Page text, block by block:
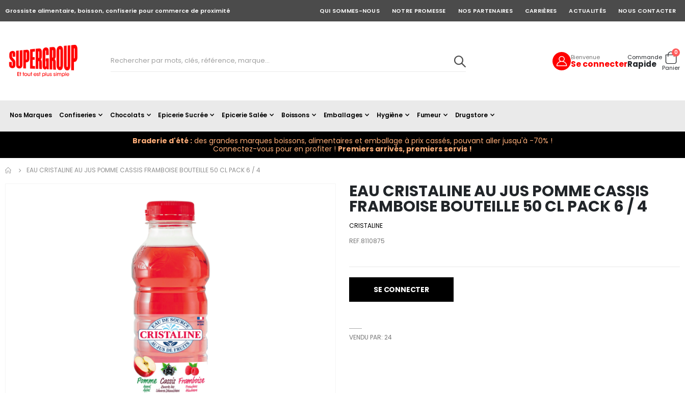
Grossiste alimentaire, boisson, confiserie pour commerce de proximité QUI SOMMES-NOUS NOTRE PROMESSE NOS PARTENAIRES CARRIÈRES ACTUALITÉS NOUS CONTACTER
Bienvenue
Se connecter
Commande
Rapide Cart
0
Panier
Nos Marques Confiseries Chocolats Epicerie Sucrée Epicerie Salée Boissons Emballages Hygiène Fumeur Drugstore
Braderie d'été : des grandes marques boissons, alimentaires et emballage à prix cassés, pouvant aller jusqu'à -70% !
Connectez-vous pour en profiter ! Premiers arrivés, premiers servis !
EAU CRISTALINE AU JUS POMME CASSIS FRAMBOISE BOUTEILLE 50 CL PACK 6 / 4
the
EAU CRISTALINE AU JUS POMME CASSIS
FRAMBOISE BOUTEILLE 50 CL PACK 6 / 4
CRISTALINE
REF.8110875
SE CONNECTER
VENDU PAR: 24